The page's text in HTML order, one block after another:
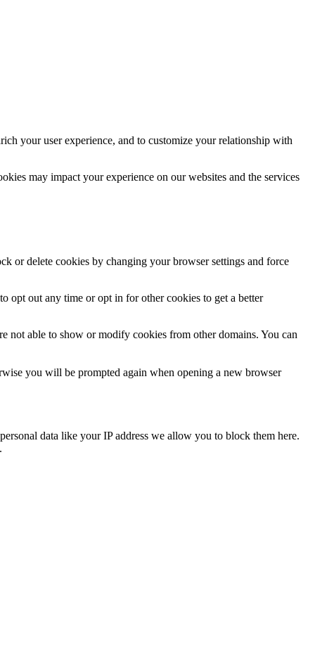
your user experience, and to customize your relationship with
may impact your experience on our websites and the services
or delete cookies by changing your browser settings and force
opt out any time or opt in for other cookies to get a better
not able to show or modify cookies from other domains. You can
you will be prompted again when opening a new browser
data like your IP address we allow you to block them here.